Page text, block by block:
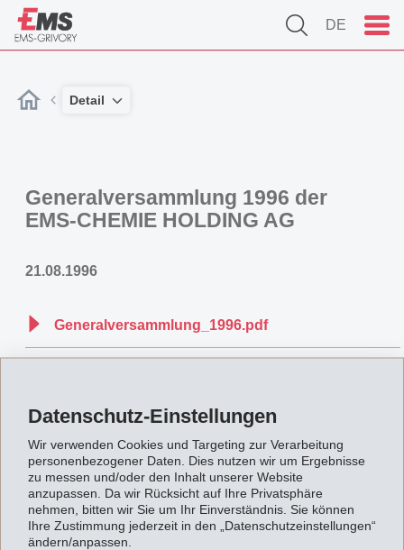
Datenschutz-Einstellungen
Wir verwenden Cookies und Targeting zur Verarbeitung
personenbezogener Daten. Dies nutzen wir um Ergebnisse
zu messen und/oder den Inhalt unserer Website
anzupassen. Da wir Rücksicht auf Ihre Privatsphäre
nehmen, bitten wir Sie um Ihr Einverständnis. Sie können
Ihre Zustimmung jederzeit in den „Datenschutzeinstellungen“
ändern/anpassen.
DE
Detail
Generalversammlung 1996 der
EMS-CHEMIE HOLDING AG
21.08.1996
Generalversammlung_1996.pdf
Unternehmensbereich
EMS-GRIVORY Europe